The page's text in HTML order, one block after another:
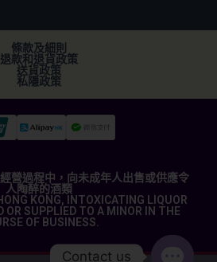
條款及細則
退款和退貨政策
送貨政策
私隱政策
營過程中，向未成年人出售或供應令
人陶醉的酒類
KONG, INTOXICATING LIQUOR
OR SUPPLIED TO A MINOR IN THE
OF BUSINESS.
Contact us